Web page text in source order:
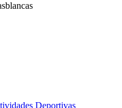
Deportivas